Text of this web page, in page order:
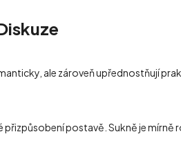
ale zároveň upřednostňují
postavě. Sukně je mírně